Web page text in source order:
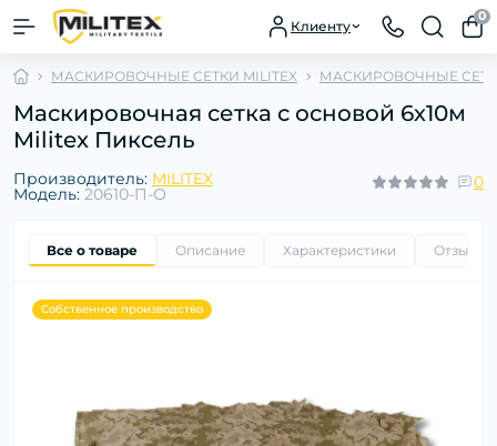
Клиенту
0
МАСКИРОВОЧНЫЕ СЕТКИ MILITEX МАСКИРОВОЧНЫЕ
Маскировочная сетка с основой 6х10м
Militex Пиксель
Производитель: MILITEX
Модель: 20610-П-О
0
Все о товаре Описание Характеристики Отзывы
Собственное производство